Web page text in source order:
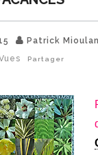
Patrick
Partager